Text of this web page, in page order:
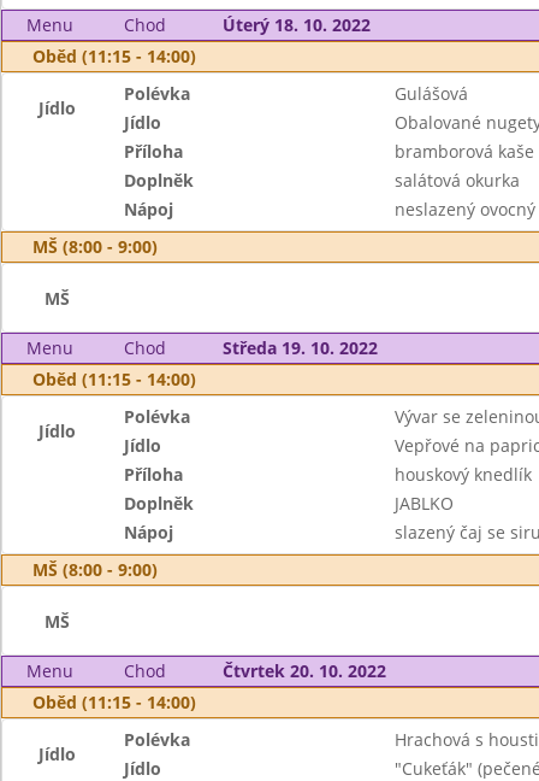
Menu
Chod
Úterý 18. 10. 2022
Oběd (11:15 - 14:00)
Jídlo
Polévka
Gulášová
Jídlo
Obalované
Příloha
bramborová kaše
Doplněk
salátová okurka
Nápoj
neslazený
MŠ (8:00 - 9:00)
MŠ
Menu Chod
Středa 19. 10. 2022
Oběd (11:15 - 14:00)
Jídlo
Polévka
Vývar se
Jídlo
Vepřové na
Příloha
houskový knedlík
Doplněk
JABLKO
Nápoj
slazený čaj se
MŠ (8:00 - 9:00)
MŠ
Menu Chod
Čtvrtek 20. 10. 2022
Oběd (11:15 - 14:00)
Jídlo
Polévka
Hrachová s
Jídlo
"Cukeťák"